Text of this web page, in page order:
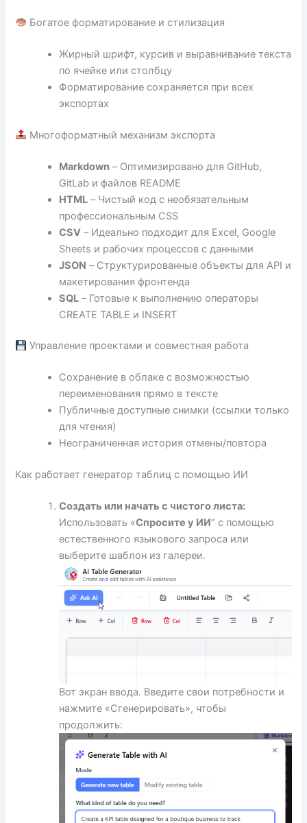
Богатое форматирование и стилизация
Жирный шрифт, курсив и выравнивание текста
по ячейке или столбцу
Форматирование сохраняется при всех
экспортах
Многоформатный механизм экспорта
Markdown – Оптимизировано для GitHub,
GitLab и файлов README
HTML – Чистый код с необязательным
профессиональным CSS
CSV – Идеально подходит для Excel, Google
Sheets и рабочих процессов с данными
JSON – Структурированные объекты для API и
макетирования фронтенда
SQL – Готовые к выполнению операторы
CREATE TABLE и INSERT
Управление проектами и совместная работа
Сохранение в облаке с возможностью
переименования прямо в тексте
Публичные доступные снимки (ссылки только
для чтения)
Неограниченная история отмены/повтора
Как работает генератор таблиц с помощью ИИ
Создать или начать с чистого листа:
Использовать «Спросите у ИИ” с помощью
естественного языкового запроса или
выберите шаблон из галереи.
Вот экран ввода. Введите свои потребности и
нажмите «Сгенерировать», чтобы
продолжить: